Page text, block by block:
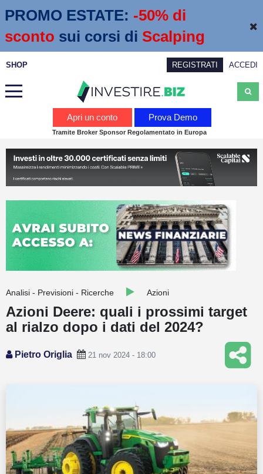
PROMO ESTATE: -50% di
sconto sui corsi di Scalping
SHOP REGISTRATI ACCEDI
Calendario economico
Webinar
Trading
Education
Quotazioni
Conto IG
Guru Monitor
Apri un conto Prova Demo
Tramite Broker Sponsor Regolamentato in Europa
Analisi - Previsioni - Ricerche Azioni
Azioni Deere: quali i prossimi target
al rialzo dopo i dati del 2024?
Pietro Origlia 21 nov 2024 - 18:00